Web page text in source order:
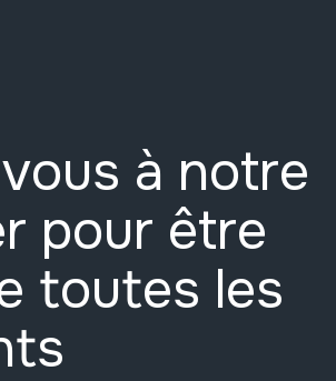
à notre
pour être
toutes les